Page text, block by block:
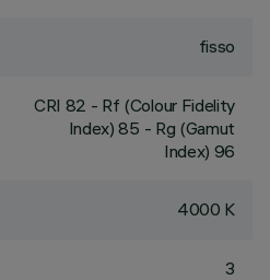
fisso
CRI 82 - Rf (Colour Fidelity
Index) 85 - Rg (Gamut
Index) 96
4000 K
3